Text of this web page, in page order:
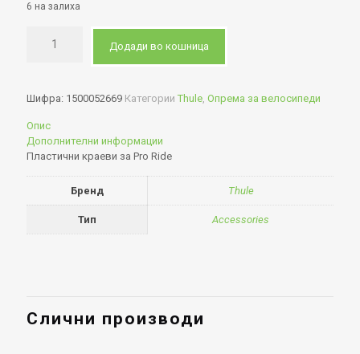
6 на залиха
Додади во кошница
Шифра: 1500052669 Категории Thule, Опрема за велосипеди
Опис
Дополнителни информации
Пластични краеви за Pro Ride
Бренд Thule
Тип Accessories
Слични производи